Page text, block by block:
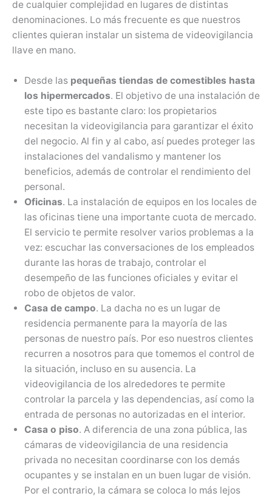
de cualquier complejidad en lugares de distintas
denominaciones. Lo más frecuente es que nuestros
clientes quieran instalar un sistema de videovigilancia
llave en mano.
Desde las pequeñas tiendas de comestibles hasta
los hipermercados. El objetivo de una instalación de
este tipo es bastante claro: los propietarios
necesitan la videovigilancia para garantizar el éxito
del negocio. Al fin y al cabo, así puedes proteger las
instalaciones del vandalismo y mantener los
beneficios, además de controlar el rendimiento del
personal.
Oficinas. La instalación de equipos en los locales de
las oficinas tiene una importante cuota de mercado.
El servicio te permite resolver varios problemas a la
vez: escuchar las conversaciones de los empleados
durante las horas de trabajo, controlar el
desempeño de las funciones oficiales y evitar el
robo de objetos de valor.
Casa de campo. La dacha no es un lugar de
residencia permanente para la mayoría de las
personas de nuestro país. Por eso nuestros clientes
recurren a nosotros para que tomemos el control de
la situación, incluso en su ausencia. La
videovigilancia de los alrededores te permite
controlar la parcela y las dependencias, así como la
entrada de personas no autorizadas en el interior.
Casa o piso. A diferencia de una zona pública, las
cámaras de videovigilancia de una residencia
privada no necesitan coordinarse con los demás
ocupantes y se instalan en un buen lugar de visión.
Por el contrario, la cámara se coloca lo más lejos